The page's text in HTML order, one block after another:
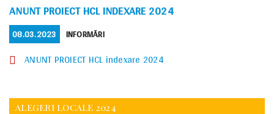
ANUNT PROIECT HCL INDEXARE 2024
POSTED
ON
08.03.2023 CATEGORIES
INFORMĂRI
ANUNT PROIECT HCL indexare 2024
ALEGERI LOCALE 2024